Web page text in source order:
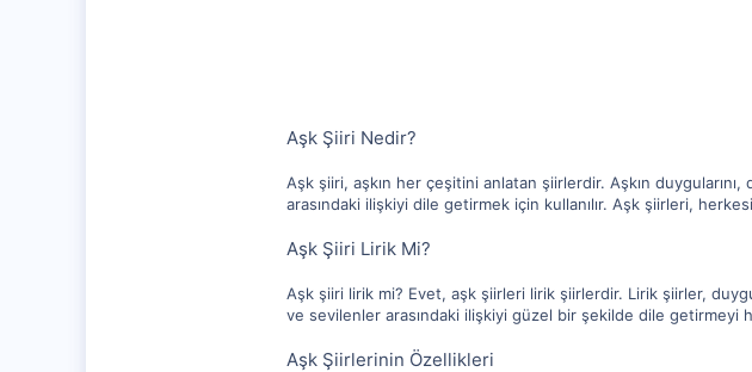
Aşk Şiiri Nedir?
Aşk şiiri, aşkın her çeşitini anlatan şiirlerdir. Aşkın
arasındaki ilişkiyi dile getirmek için kullanılır. Aşk şiirleri,
Aşk Şiiri Lirik Mi?
Aşk şiiri lirik mi? Evet, aşk şiirleri lirik şiirlerdir. Lirik şiirler,
ve sevilenler arasındaki ilişkiyi güzel bir şekilde dile
Aşk Şiirlerinin Özellikleri